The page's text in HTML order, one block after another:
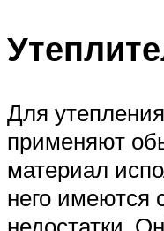
Для
применяют
материал
него имеются